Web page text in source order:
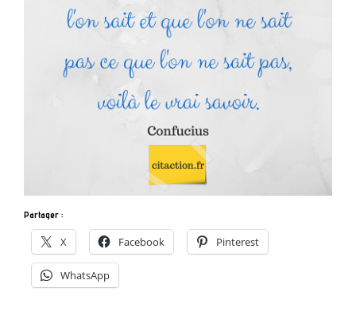
Partager :
X Facebook Pinterest
WhatsApp